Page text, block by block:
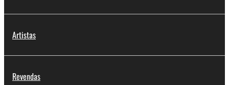
Artistas
Revendas